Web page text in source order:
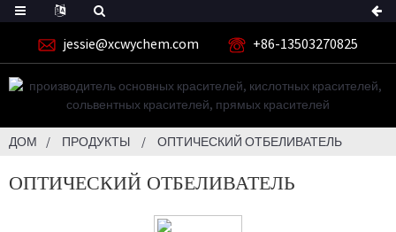
jessie@xcwychem.com +86-13503270825
ДОМ ПРОДУКТЫ ОПТИЧЕСКИЙ ОТБЕЛИВАТЕЛЬ
ОПТИЧЕСКИЙ ОТБЕЛИВАТЕЛЬ